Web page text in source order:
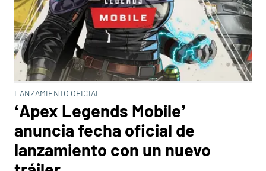
LANZAMIENTO OFICIAL
‘Apex Legends Mobile’
anuncia fecha oficial de
lanzamiento con un nuevo